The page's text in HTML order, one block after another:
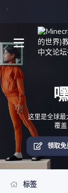
这里是全球
覆
领取
标签